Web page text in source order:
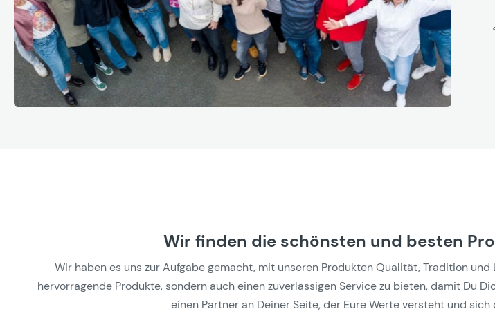
Wir finden die schönsten und besten
Wir haben es uns zur Aufgabe gemacht, mit unseren Produkten Qualität, Tradition
hervorragende Produkte, sondern auch einen zuverlässigen Service zu bieten, damit Du
einen Partner an Deiner Seite, der Eure Werte versteht und